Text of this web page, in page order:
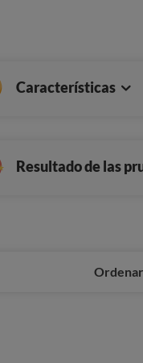
Características
Resultado de las